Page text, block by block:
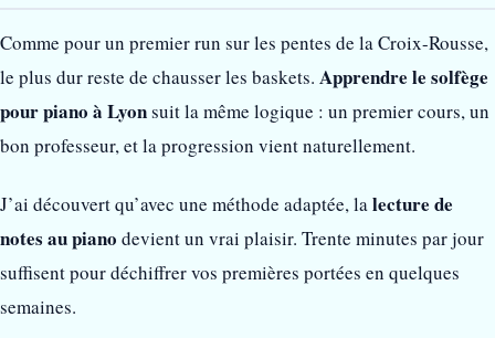
Comme pour un premier run sur les pentes de la Croix-Rousse,
le plus dur reste de chausser les baskets. Apprendre le solfège
pour piano à Lyonsuit la même logique : un premier cours, un
bon professeur, et la progression vient naturellement.
J’ai découvert qu’avec une méthode adaptée, la lecture de
notes au piano devient un vrai plaisir. Trente minutes par jour
suffisent pour déchiffrer vos premières portées en quelques
semaines.